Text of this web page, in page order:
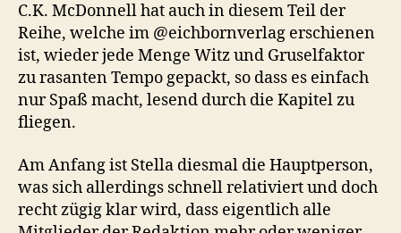
C.K. McDonnell hat auch in diesem Teil der
Reihe, welche im @eichbornverlag erschienen
ist, wieder jede Menge Witz und Gruselfaktor
zu rasanten Tempo gepackt, so dass es einfach
nur Spaß macht, lesend durch die Kapitel zu
fliegen.
Am Anfang ist Stella diesmal die Hauptperson,
was sich allerdings schnell relativiert und doch
recht zügig klar wird, dass eigentlich alle